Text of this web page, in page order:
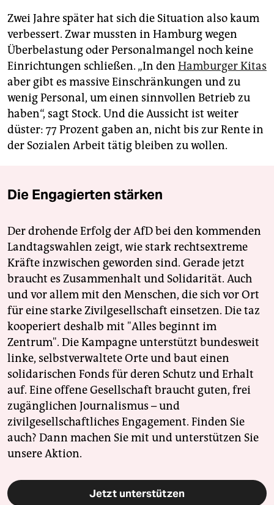
Zwei Jahre später hat sich die Situation also kaum
verbessert. Zwar mussten in Hamburg wegen
Überbelastung oder Personalmangel noch keine
Einrichtungen schließen. „In den Hamburger Kitas
aber gibt es massive Einschränkungen und zu
wenig Personal, um einen sinnvollen Betrieb zu
haben“, sagt Stock. Und die Aussicht ist weiter
düster: 77 Prozent gaben an, nicht bis zur Rente in
der Sozialen Arbeit tätig bleiben zu wollen.
Die Engagierten stärken
Der drohende Erfolg der AfD bei den kommenden
Landtagswahlen zeigt, wie stark rechtsextreme
Kräfte inzwischen geworden sind. Gerade jetzt
braucht es Zusammenhalt und Solidarität. Auch
und vor allem mit den Menschen, die sich vor Ort
für eine starke Zivilgesellschaft einsetzen. Die taz
kooperiert deshalb mit "Alles beginnt im
Zentrum". Die Kampagne unterstützt bundesweit
linke, selbstverwaltete Orte und baut einen
solidarischen Fonds für deren Schutz und Erhalt
auf. Eine offene Gesellschaft braucht guten, frei
zugänglichen Journalismus – und
zivilgesellschaftliches Engagement. Finden Sie
auch? Dann machen Sie mit und unterstützen Sie
unsere Aktion.
Jetzt unterstützen